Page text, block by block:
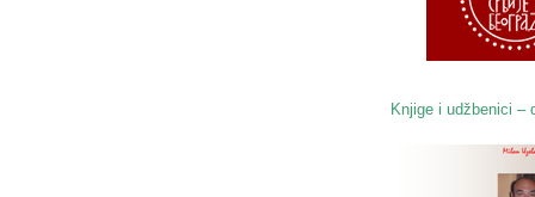
Knjige i udžbenici –